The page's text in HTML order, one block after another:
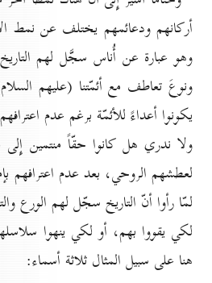
أركانهم ودعائمهم يختلف عن نمط
وهو عبارة عن أُناس سجَّل لهم
ونوعَ تعاطف مع أئمّتنا (عليهم
يكونوا أعداءً للأئمّة برغم عدم
ولا ندري هل كانوا حقّاً منتمين
لعطشهم الروحي، بعد عدم اعترافهم
لمّا رأوا أنّ التاريخ سجّل لهم الورع
لكي يقووا بهم، أو لكي ينهوا
هنا على سبيل المثال ثلاثة أسماء: